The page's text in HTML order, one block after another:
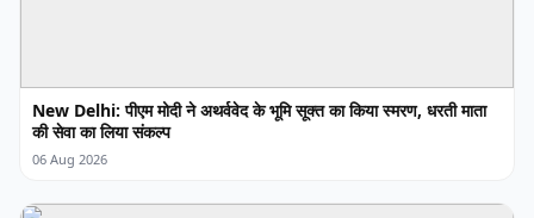
New Delhi: पीएम मोदी ने अथर्ववेद के भूमि सूक्त का किया स्मरण, धरती माता
की सेवा का लिया संकल्प
06 Aug 2026